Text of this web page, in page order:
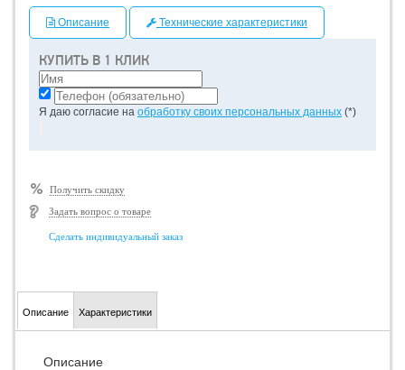
КУПИТЬ В 1 КЛИК
Я даю согласие на обработку своих персональных данных (*)
Получить скидку
Задать вопрос о товаре
Сделать индивидуальный заказ
Описание Технические характеристики
Описание Характеристики
Описание